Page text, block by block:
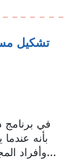
تشكيل
في برنامج
بأنه
وأفراد